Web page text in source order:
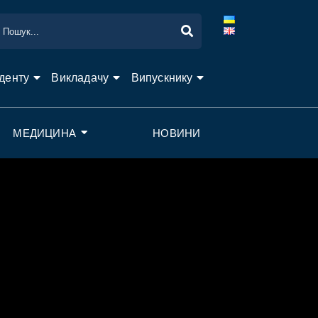
Викладачу Випускнику
МЕДИЦИНА НОВИНИ